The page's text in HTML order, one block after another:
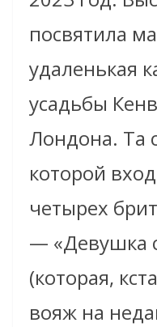
посвятила
удаленькая
усадьбы
Лондона. Та
которой
четырех
— «Девушка
(которая,
вояж на